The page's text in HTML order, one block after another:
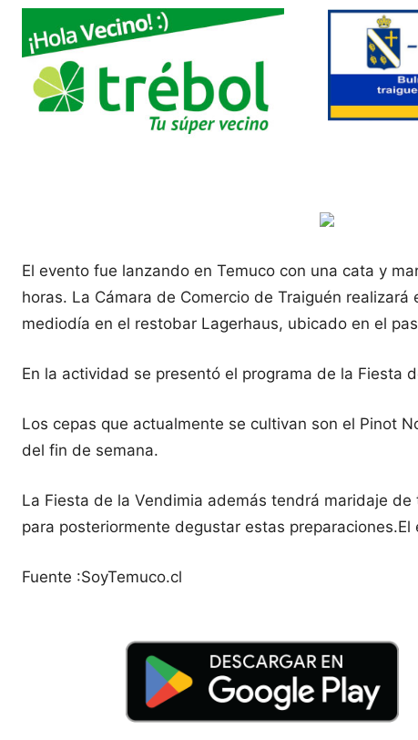
El evento fue lanzando en Temuco con una cata y
horas. La Cámara de Comercio de Traiguén
mediodía en el restobar Lagerhaus, ubicado en el
En la actividad se presentó el programa de la Fiesta
Los cepas que actualmente se cultivan son el Pinot
del fin de semana.
La Fiesta de la Vendimia además tendrá maridaje
para posteriormente degustar estas
Fuente :SoyTemuco.cl